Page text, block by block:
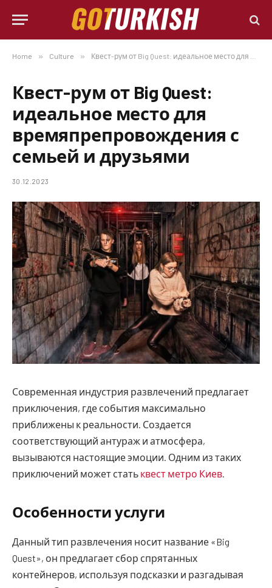
Home » Culture » Квест-рум от Big Quest: идеальное место для времяпрепровождения с семьей и друзьями
Квест-рум от Big Quest:
идеальное место для
времяпрепровождения с
семьей и друзьями
30.12.2023
Современная индустрия развлечений предлагает
приключения, где события максимально
приближены к реальности. Создается
соответствующий антураж и атмосфера,
вызываются настоящие эмоции. Одним из таких
приключений может стать квест метро Киев
Особенности услуги
Данный тип развлечения носит название «Big
Quest», он предлагает сбор спрятанных
контейнеров, используя подсказки и разгадывая